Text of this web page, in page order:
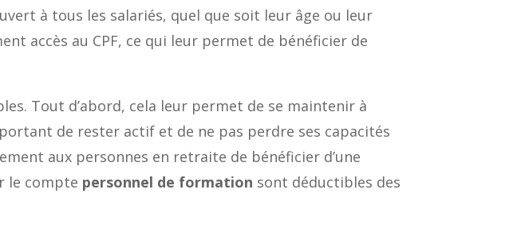
à tous les salariés, quel que soit leur âge ou leur
accès au CPF, ce qui leur permet de bénéficier de
Tout d’abord, cela leur permet de se maintenir à
de rester actif et de ne pas perdre ses capacités
aux personnes en retraite de bénéficier d’une
le compte personnel de formation sont déductibles des